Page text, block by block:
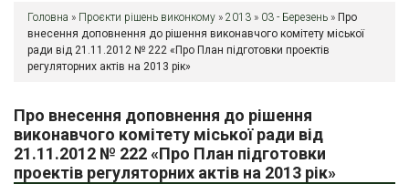
Головна » Проєкти рішень виконкому » 2013 » 03 - Березень » Про
внесення доповнення до рішення виконавчого комітету міської
ради від 21.11.2012 № 222 «Про План підготовки проектів
регуляторних актів на 2013 рік»
Про внесення доповнення до рішення
виконавчого комітету міської ради від
21.11.2012 № 222 «Про План підготовки
проектів регуляторних актів на 2013 рік»